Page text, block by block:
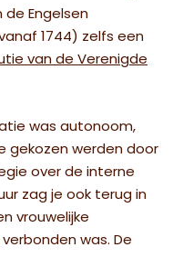
de Engelsen
1744) zelfs een
van de Verenigde
was autonoom,
gekozen werden door
over de interne
zag je ook terug in
vrouwelijke
was. De